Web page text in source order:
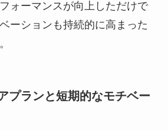
ォーマンスが向上しただけで
ーションも持続的に高まった
プランと短期的なモチベー